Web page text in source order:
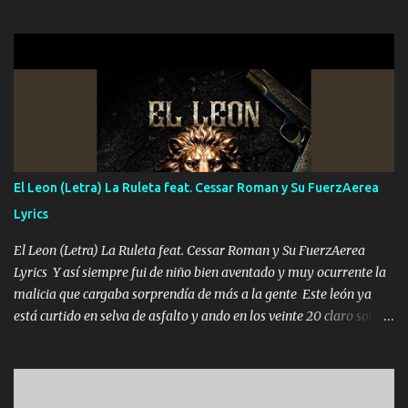
corriente no quieren verte subir de level trucha mis plebes Música
A veces me pongo un sombrero a veces me ven la cachucha de lado
con la mirada siempre en alto A veces me fajó una super o a veces
me fajó una Glock siempre armado todas las generaciones yo
traigo El chiste es que hago lo que quiero pues así soy me mandó
yo tengo el control a todos yo les paro el dedo soy hocicon un
malcriado un malandrón Que Les importa no saben nada falsas
las risas las que me miran hay gente corriente no quieren ve...
El Leon (Letra) La Ruleta feat. Cessar Roman y Su FuerzAerea
Lyrics
El Leon (Letra) La Ruleta feat. Cessar Roman y Su FuerzAerea
Lyrics Y así siempre fui de niño bien aventado y muy ocurrente la
malicia que cargaba sorprendía de más a la gente Este león ya
está curtido en selva de asfalto y ando en los veinte 20 claro son